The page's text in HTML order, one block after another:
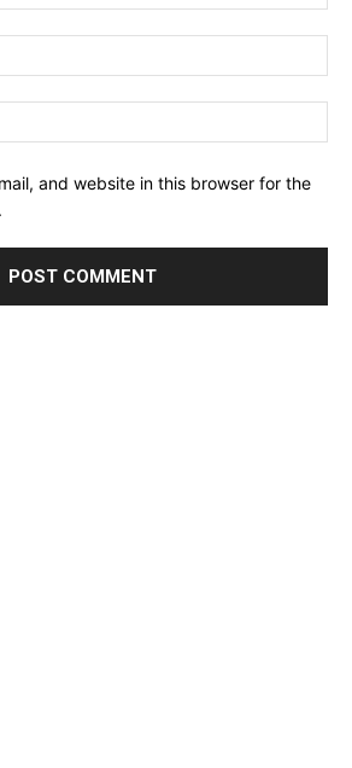
and website in this browser for the